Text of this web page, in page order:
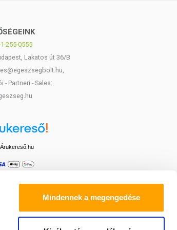
Mindennek a megengedése
255-0555
Lakatos út 36/B
- Partneri - Sales:
Árukereső.hu